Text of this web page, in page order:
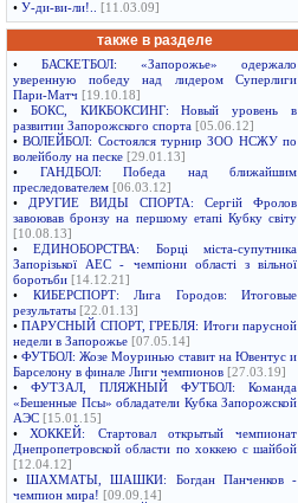
• У-ди-ви-ли!.. [11.03.09]
также в разделе
• БАСКЕТБОЛ: «Запорожье» одержало
уверенную победу над лидером Суперлиги
Пари-Матч [19.10.18]
• БОКС, КИКБОКСИНГ: Новый уровень в
развитии Запорожского спорта [05.06.12]
•ВОЛЕЙБОЛ: Состоялся турнир ЗОО НСЖУ по
волейболу на песке [29.01.13]
• ГАНДБОЛ: Победа над ближайшим
преследователем [06.03.12]
• ДРУГИЕ ВИДЫ СПОРТА: Сергій Фролов
завоював бронзу на першому етапі Кубку світу
[10.08.13]
•ЕДИНОБОРСТВА: Борці міста-супутника
Запорізької АЕС - чемпіони області з вільної
боротьби [14.12.21]
• КИБЕРСПОРТ: Лига Городов: Итоговые
результаты [22.01.13]
•ПАРУСНЫЙ СПОРТ, ГРЕБЛЯ: Итоги парусной
недели в Запорожье [07.05.14]
•ФУТБОЛ: Жозе Моуринью ставит на Ювентус и
Барселону в финале Лиги чемпионов [27.03.19]
• ФУТЗАЛ, ПЛЯЖНЫЙ ФУТБОЛ: Команда
«Бешенные Псы» обладатели Кубка Запорожской
АЭС [15.01.15]
•ХОККЕЙ: Стартовал открытый чемпионат
Днепропетровской области по хоккею с шайбой
[12.04.12]
•ШАХМАТЫ, ШАШКИ: Богдан Панченков -
чемпион мира! [09.09.14]